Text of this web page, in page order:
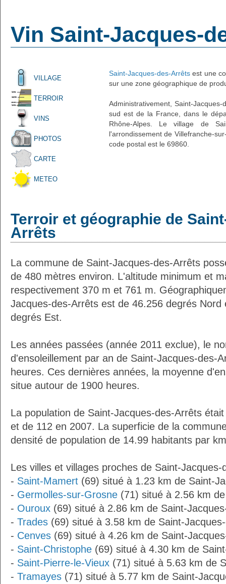
Vin Saint-Jacques-
VILLAGE
TERROIR
VINS
PHOTOS
CARTE
METEO
Saint-Jacques-des-Arrêts est une
sur une zone géographique de
Administrativement, Saint-
sud est de la France, dans le
Rhône-Alpes. Le village de
l'arrondissement de Villefranche-
code postal est le 69860.
Terroir et géographie de
Arrêts
La commune de Saint-Jacques-des-Arrêts
de 480 mètres environ. L'altitude minimum et
respectivement 370 m et 761 m.
Jacques-des-Arrêts est de 46.256 degrés Nord
degrés Est.
Les années passées (année 2011 exclue), le
d'ensoleillement par an de Saint-Jacques-des-
heures. Ces dernières années, la moyenne
situe autour de 1900 heures.
La population de Saint-Jacques-des-Arrêts
et de 112 en 2007. La superficie de la
densité de population de 14.99 habitants par
Les villes et villages proches de Saint-
- Saint-Mamert (69) situé à 1.23 km de Saint-
- Germolles-sur-Grosne (71) situé à 2.56 km
- Ouroux (69) situé à 2.86 km de Saint-
- Trades (69) situé à 3.58 km de Saint-
- Cenves (69) situé à 4.26 km de Saint-
- Saint-Christophe (69) situé à 4.30 km de
- Saint-Pierre-le-Vieux (71) situé à 5.63 km de
- Tramayes (71) situé à 5.77 km de Saint-